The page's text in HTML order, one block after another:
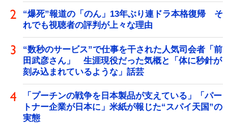
“爆死”報道の「のん」13年ぶり連ドラ本格復帰 そ
れでも視聴者の評判が上々な理由
“数秒のサービス”で仕事を干された人気司会者「前
田武彦さん」 生涯現役だった気概と「体に秒針が
刻み込まれているような」話芸
「プーチンの戦争を日本製品が支えている」「パー
トナー企業が日本に」米紙が報じた“スパイ天国”の
実態